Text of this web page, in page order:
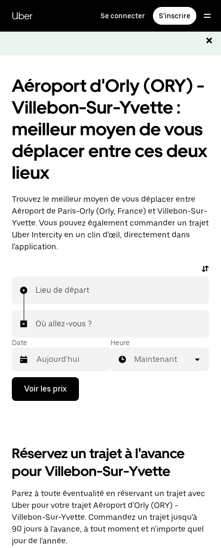
contenu
principal
Uber Se connecter S'inscrire
Aéroport d'Orly (ORY) -
Villebon-Sur-Yvette :
meilleur moyen de vous
déplacer entre ces deux
lieux
Trouvez le meilleur moyen de vous déplacer entre
Aéroport de Paris-Orly (Orly, France) et Villebon-Sur-
Yvette. Vous pouvez également commander un trajet
Uber Intercity en un clin d'œil, directement dans
l'application.
Lieu de départ
Où allez-vous ?
Date
Appuyez
la
ouvrir
calendrier
et
sélectionner
une
date.
Appuyez
sur
la
touche
Heure
Maintenant
Voir les prix
Réservez un trajet à l'avance
pour Villebon-Sur-Yvette
Parez à toute éventualité en réservant un trajet avec
Uber pour votre trajet Aéroport d'Orly (ORY) -
Villebon-Sur-Yvette. Commandez un trajet jusqu'à
90 jours à l'avance, à tout moment et n'importe quel
jour de l'année.